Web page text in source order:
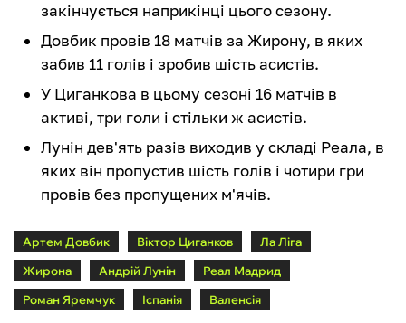
закінчується наприкінці цього сезону.
Довбик провів 18 матчів за Жирону, в яких
забив 11 голів і зробив шість асистів.
У Циганкова в цьому сезоні 16 матчів в
активі, три голи і стільки ж асистів.
Лунін дев'ять разів виходив у складі Реала, в
яких він пропустив шість голів і чотири гри
провів без пропущених м'ячів.
Артем Довбик Віктор Циганков
Ла Ліга
Жирона
Андрій Лунін
Реал Мадрид
Роман Яремчук
Іспанія Валенсія